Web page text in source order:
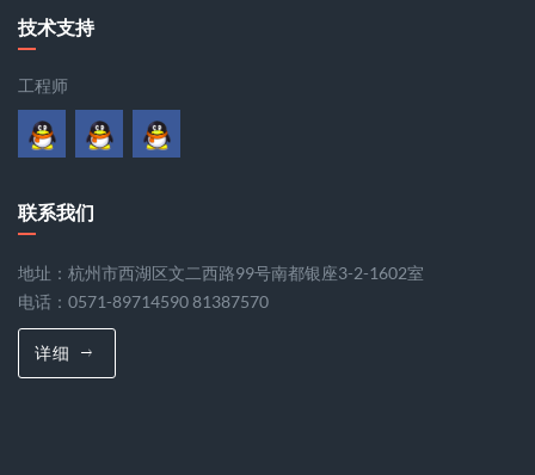
技术支持
工程师
联系我们
地址：杭州市西湖区文二西路99号南都银座3-2-1602室
电话：0571-89714590 81387570
详细